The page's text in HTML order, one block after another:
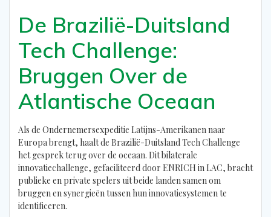
De Brazilië-Duitsland
Tech Challenge:
Bruggen Over de
Atlantische Oceaan
Als de Ondernemersexpeditie Latijns-Amerikanen naar
Europa brengt, haalt de Brazilië-Duitsland Tech Challenge
het gesprek terug over de oceaan. Dit bilaterale
innovatiechallenge, gefaciliteerd door ENRICH in LAC, bracht
publieke en private spelers uit beide landen samen om
bruggen en synergieën tussen hun innovatiesystemen te
identificeren.